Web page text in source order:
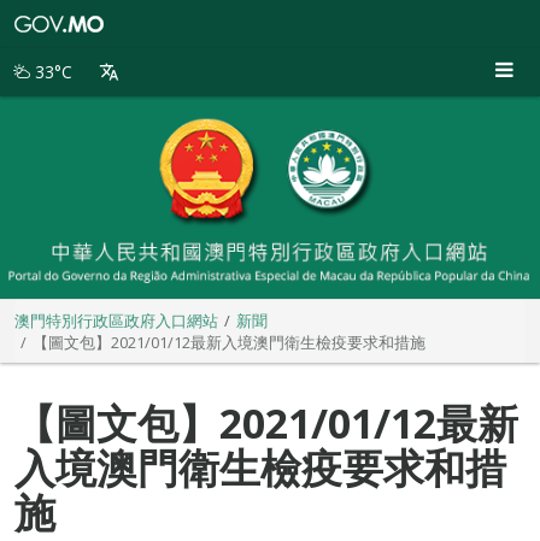
別
33°C
澳門特別行政區政府入口網站
新聞
【圖文包】2021/01/12最新入境澳門衛生檢疫要求和措施
【圖文包】2021/01/12最新
入境澳門衛生檢疫要求和措
施